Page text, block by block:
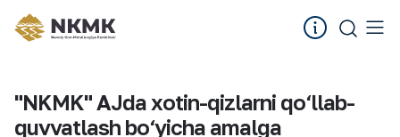
"NKMK" AJda xotin-qizlarni qo‘llab-
quvvatlash bo‘yicha amalga